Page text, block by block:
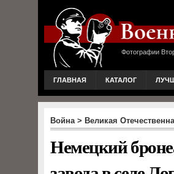
Фотографии
ГЛАВНАЯ КАТАЛОГ
Война> Великая
Немецкий